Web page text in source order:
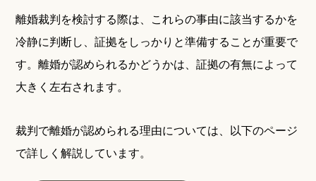
離婚裁判を検討する際は、これらの事由に該当するかを
冷静に判断し、証拠をしっかりと準備することが重要で
す。離婚が認められるかどうかは、証拠の有無によって
大きく左右されます。
裁判で離婚が認められる理由については、以下のページ
で詳しく解説しています。